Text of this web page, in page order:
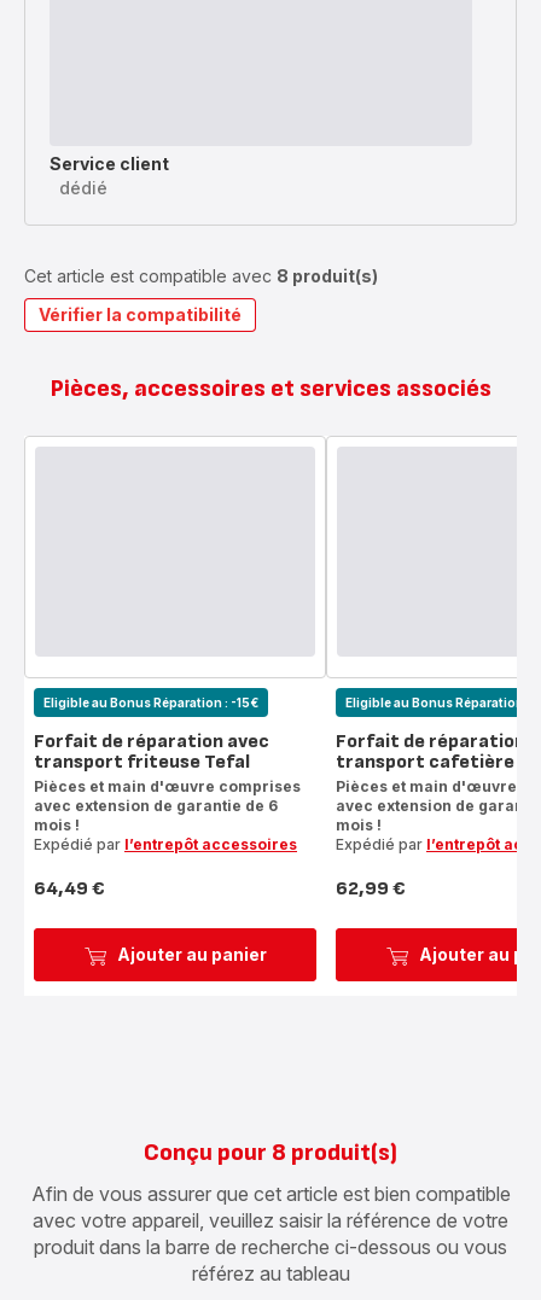
Service client
dédié
Cet article est compatible avec 8 produit(s)
Vérifier la compatibilité
Pièces, accessoires et services associés
Ajouter au panier
Eligible au Bonus Réparation : -15€
Forfait de réparation avec
transport friteuse Tefal
Pièces et main d'œuvre comprises
avec extension de garantie de 6
mois !
Expédié par l’entrepôt accessoires
Prix
64,49 €
Ajouter au
Eligible au Bonus Réparation : -
Forfait de réparation
transport cafetière
Pièces et main d'œuvre
avec extension de
mois !
Expédié par l’entrepôt
Prix
62,99 €
Conçu pour 8 produit(s)
Afin de vous assurer que cet article est bien compatible
avec votre appareil, veuillez saisir la référence de votre
produit dans la barre de recherche ci-dessous ou vous
référez au tableau